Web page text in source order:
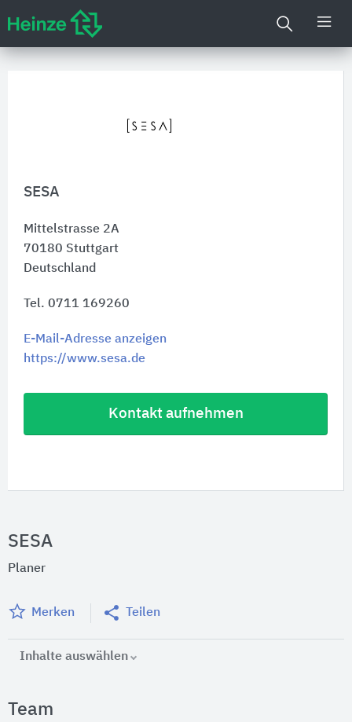
SESA
Mittelstrasse 2A
70180 Stuttgart
Deutschland
Tel. 0711 169260
E-Mail-Adresse anzeigen
https://www.sesa.de
Kontakt aufnehmen
SESA
Planer
Merken Teilen
Inhalte auswählen
Team